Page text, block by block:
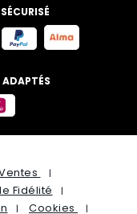
Fidélité
Cookies